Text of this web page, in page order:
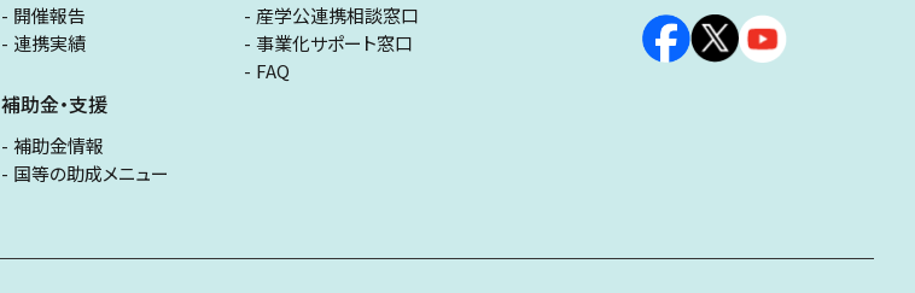
開催報告
連携実績
補助金・支援
補助金情報
国等の助成メニュー
産学公連携相談窓口
事業化サポート窓口
FAQ